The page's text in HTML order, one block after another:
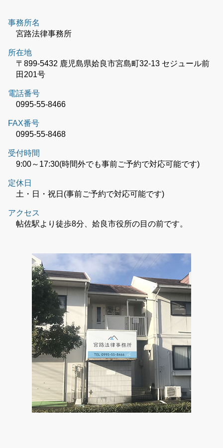
事務所名
宮路法律事務所
所在地
〒899-5432 鹿児島県姶良市宮島町32-13 セジュール前
田201号
電話番号
0995-55-8466
FAX番号
0995-55-8468
受付時間
9:00～17:30(時間外でも事前ご予約で対応可能です)
定休日
土・日・祝日(事前ご予約で対応可能です)
アクセス
帖佐駅より徒歩8分、姶良市役所の目の前です。